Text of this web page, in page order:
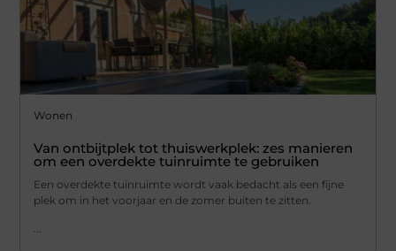
Wonen
Van ontbijtplek tot thuiswerkplek: zes manieren
om een overdekte tuinruimte te gebruiken
Een overdekte tuinruimte wordt vaak bedacht als een fijne
plek om in het voorjaar en de zomer buiten te zitten.
...